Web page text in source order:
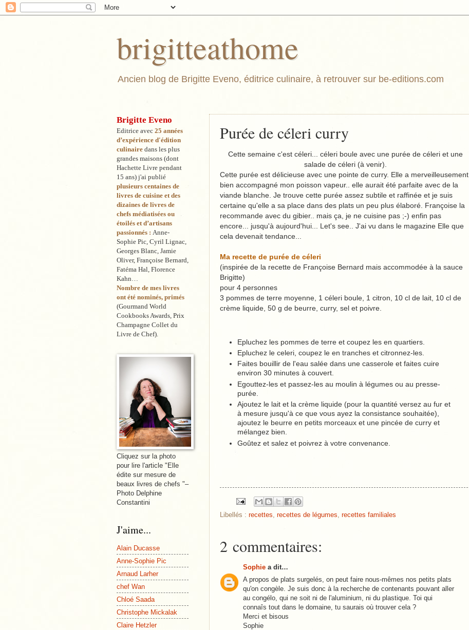
brigitteathome
Ancien blog de Brigitte Eveno, éditrice culinaire, à retrouver sur be-editions.com
Purée de céleri curry
Cette semaine c'est céleri... céleri boule avec une purée de céleri et une
salade de céleri (à venir).
Cette purée est délicieuse avec une pointe de curry. Elle a merveilleusement
bien accompagné mon poisson vapeur.. elle aurait été parfaite avec de la
viande blanche. Je trouve cette purée assez subtile et raffinée et je suis
certaine qu'elle a sa place dans des plats un peu plus élaboré. Françoise la
recommande avec du gibier.. mais ça, je ne cuisine pas ;-) enfin pas
encore... jusqu'à aujourd'hui... Let's see.. J'ai vu dans le magazine Elle que
cela devenait tendance...
Ma recette de purée de céleri
(inspirée de la recette de Françoise Bernard mais accommodée à la sauce
Brigitte)
pour 4 personnes
3 pommes de terre moyenne, 1 céleri boule, 1 citron, 10 cl de lait, 10 cl de
crème liquide, 50 g de beurre, curry, sel et poivre.
Epluchez les pommes de terre et coupez les en quartiers.
Epluchez le celeri, coupez le en tranches et citronnez-les.
Faites bouillir de l'eau salée dans une casserole et faites cuire
environ 30 minutes à couvert.
Egouttez-les et passez-les au moulin à légumes ou au presse-
purée.
Ajoutez le lait et la crème liquide (pour la quantité versez au fur et
à mesure jusqu'à ce que vous ayez la consistance souhaitée),
ajoutez le beurre en petits morceaux et une pincée de curry et
mélangez bien.
Goûtez et salez et poivrez à votre convenance.
Libellés : recettes recettes de légumes recettes familiales
2 commentaires:
Sophie a dit…
A propos de plats surgelés, on peut faire nous-mêmes nos petits plats
qu'on congèle. Je suis donc à la recherche de contenants pouvant aller
au congélo, qui ne soit ni de l'aluminium, ni du plastique. Toi qui
connaîs tout dans le domaine, tu saurais où trouver cela ?
Merci et bisous
Sophie
Brigitte Eveno
Editrice avec 25 années
d’expérience d'édition
culinaire dans les plus
grandes maisons (dont
Hachette Livre pendant
15 ans) j'ai publié
plusieurs centaines de
livres de cuisine et des
dizaines de livres de
chefs médiatisées ou
étoilés et d’artisans
passionnés : Anne-
Sophie Pic, Cyril Lignac,
Georges Blanc, Jamie
Oliver, Françoise Bernard,
Fatéma Hal, Florence
Kahn…
Nombre de mes livres
ont été nominés, primés
(Gourmand World
Cookbooks Awards, Prix
Champagne Collet du
Livre de Chef).
Cliquez sur la photo
pour lire l'article "Elle
édite sur mesure de
beaux livres de chefs "–
Photo Delphine
Constantini
J'aime...
Alain Ducasse
Anne-Sophie Pic
Arnaud Larher
chef Wan
Chloé Saada
Christophe Mickalak
Claire Hetzler